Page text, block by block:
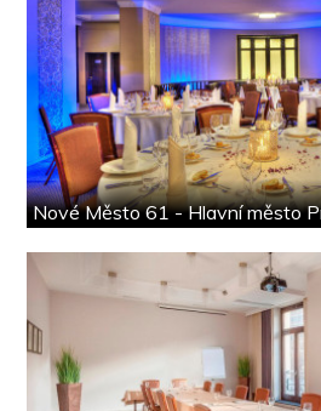
Nové Město 61 - Hlavní město